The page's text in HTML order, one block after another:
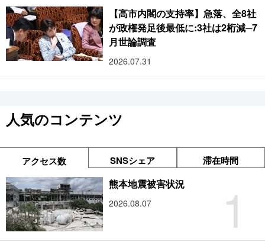
【高市内閣の支持率】急落、全8社
が政権発足後最低に:3社は2桁減─7
月世論調査
2026.07.31
人気のコンテンツ
アクセス数 SNSシェア 滞在時間
1
熊本地震被害状況
2026.08.07